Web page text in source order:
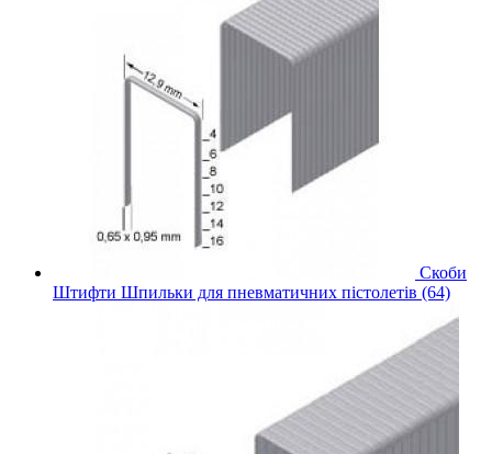
Скоби
Штифти Шпильки для пневматичних пістолетів (64)